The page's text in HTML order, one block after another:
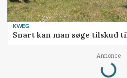
KVÆG
Snart kan man søge tilskud
Annonce
Loading...